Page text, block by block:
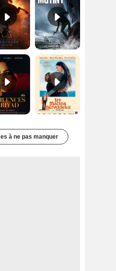
Les Silences de Riyad Bande-annonce VO STFR Les Matins merveilleux Bande-annonce VF
à ne pas manquer